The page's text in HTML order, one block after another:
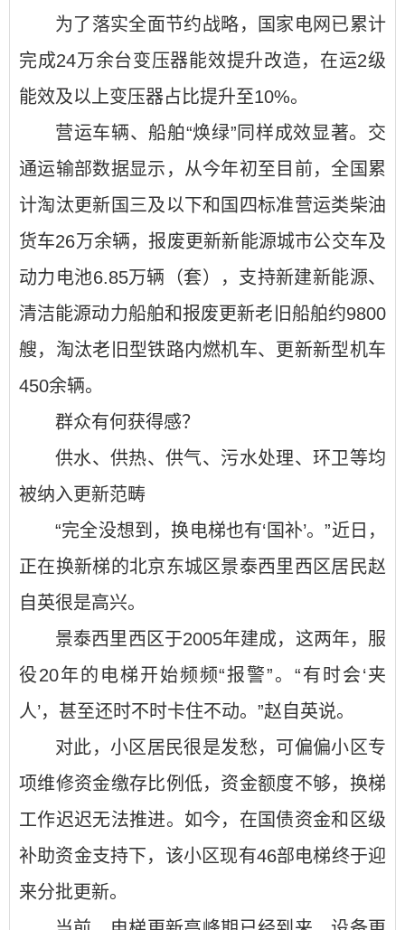
为了落实全面节约战略，国家电网已累计
完成24万余台变压器能效提升改造，在运2级
能效及以上变压器占比提升至10%。
营运车辆、船舶“焕绿”同样成效显著。交
通运输部数据显示，从今年初至目前，全国累
计淘汰更新国三及以下和国四标准营运类柴油
货车26万余辆，报废更新新能源城市公交车及
动力电池6.85万辆（套），支持新建新能源、
清洁能源动力船舶和报废更新老旧船舶约9800
艘，淘汰老旧型铁路内燃机车、更新新型机车
450余辆。
群众有何获得感？
供水、供热、供气、污水处理、环卫等均
被纳入更新范畴
“完全没想到，换电梯也有‘国补’。”近日，
正在换新梯的北京东城区景泰西里西区居民赵
自英很是高兴。
景泰西里西区于2005年建成，这两年，服
役20年的电梯开始频频“报警”。“有时会‘夹
人’，甚至还时不时卡住不动。”赵自英说。
对此，小区居民很是发愁，可偏偏小区专
项维修资金缴存比例低，资金额度不够，换梯
工作迟迟无法推进。如今，在国债资金和区级
补助资金支持下，该小区现有46部电梯终于迎
来分批更新。